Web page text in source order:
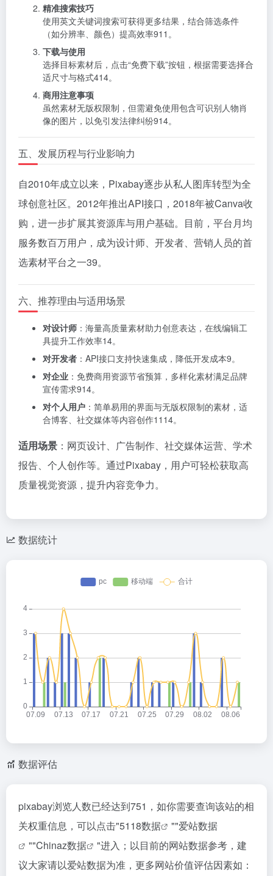
精准搜索技巧
使用英文关键词搜索可获得更多结果，结合筛选条件
（如分辨率、颜色）提高效率911 。
下载与使用
选择目标素材后，点击“免费下载”按钮，根据需要选择合
适尺寸与格式414。
商用注意事项
虽然素材无版权限制，但需避免使用包含可识别人物肖
像的图片，以免引发法律纠纷914。
五、发展历程与行业影响力
自2010年成立以来，Pixabay逐步从私人图库转型为全
球创意社区。2012年推出API接口，2018年被Canva收
购，进一步扩展其资源库与用户基础。目前，平台月均
服务数百万用户，成为设计师、开发者、营销人员的首
选素材平台之一39。
六、推荐理由与适用场景
对设计师 ：海量高质量素材助力创意表达，在线编辑工
具提升工作效率14。
对开发者 ：API接口支持快速集成，降低开发成本9。
对企业 ：免费商用资源节省预算，多样化素材满足品牌
宣传需求914。
对个人用户 ：简单易用的界面与无版权限制的素材，适
合博客、社交媒体等内容创作11 14。
适用场景 ：网页设计、广告制作、社交媒体运营、学术
报告、个人创作等。通过Pixabay，用户可轻松获取高
质量视觉资源，提升内容竞争力。
数据统计
数据评估
pixabay浏览人数已经达到751，如你需要查询该站的相
关权重信息，可以点击"5118数据 ""爱站数据
""Chinaz数据
"进入；以目前的网站数据参考，建
议大家请以爱站数据为准，更多网站价值评估因素如：